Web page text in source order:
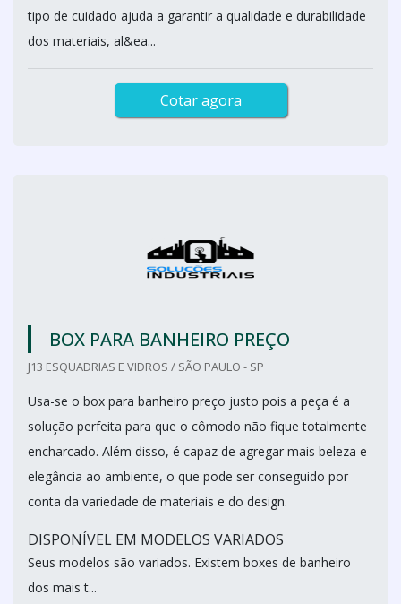
tipo de cuidado ajuda a garantir a qualidade e durabilidade
dos materiais, al&ea...
Cotar agora
BOX PARA BANHEIRO PREÇO
J13 ESQUADRIAS E VIDROS / SÃO PAULO - SP
Usa-se o box para banheiro preço justo pois a peça é a
solução perfeita para que o cômodo não fique totalmente
encharcado. Além disso, é capaz de agregar mais beleza e
elegância ao ambiente, o que pode ser conseguido por
conta da variedade de materiais e do design.
DISPONÍVEL EM MODELOS VARIADOS
Seus modelos são variados. Existem boxes de banheiro
dos mais t...